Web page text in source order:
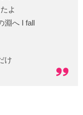
よ
淵へ I fall
け